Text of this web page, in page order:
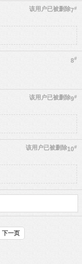
7#
该用户已被删除
8#
9#
该用户已被删除
10#
该用户已被删除
下一页